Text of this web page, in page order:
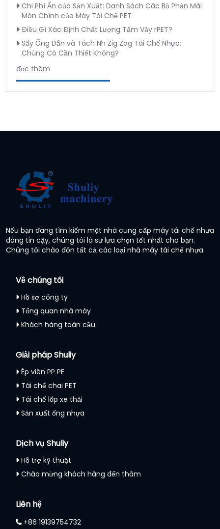
Chi Phí Ẩn của Sản Xuất: Danh Sách Các Bộ Phận Mài
Mòn Chính của Máy Tái Chế PET
Điều Gì Xác Định Chất Lượng Tấm Vảy rPET?
Sấy Ống Dẫn và Tách Nh Zig Zag Tái Chế Nhựa:
Chúng Có Cần Thiết Không?
đọc thêm
Nếu bạn đang tìm kiếm một nhà cung cấp máy tái chế nhựa
đáng tin cậy, chúng tôi là sự lựa chọn tốt nhất cho bạn.
Chúng tôi chào đón tất cả các loại nhà máy tái chế nhựa.
Về chúng tôi
Hồ sơ công ty
Tổng quan nhà máy
Khách hàng toàn cầu
Giải pháp Shuliy
Ép viên PP PE
Tái chế chai PET
Tái chế lốp xe thải
Sản xuất ống nhựa
Dịch vụ Shuliy
Hỗ trợ kỹ thuật
Chào mừng khách hàng đến thăm
Liên hệ
+86 19139754732